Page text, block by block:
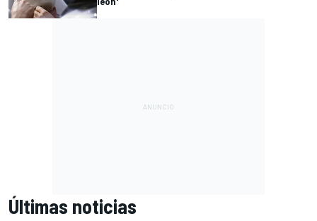
Últimas noticias